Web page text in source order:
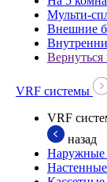
Мульти-
Внешние
Вернуться
VRF системы
VRF
назад
Наружные